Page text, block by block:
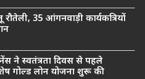
35 आंगनवाड़ी कार्यकत्रियों
स्वतंत्रता दिवस से पहले
गोल्ड लोन योजना शुरू की